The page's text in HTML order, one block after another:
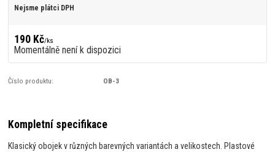
Nejsme plátci DPH
190 Kč/ks
Momentálně není k dispozici
Číslo produktu: OB-3
Kompletní specifikace
Klasický obojek v různých barevných variantách a velikostech. Plastové